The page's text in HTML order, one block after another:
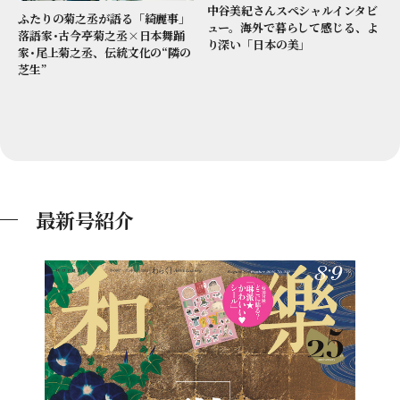
ふたりの菊之丞が語る「綺麗事」
落語家･古今亭菊之丞×日本舞踊
家･尾上菊之丞、伝統文化の“隣の
芝生”
中谷美紀さんスペシャルインタビ
ュー。海外で暮らして感じる、よ
り深い「日本の美」
最新号紹介